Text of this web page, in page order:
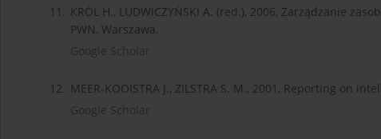
11. KRÓL H., LUDWICZYŃSKI A. (red.), 2006, Zarządzanie
PWN, Warszawa.
Google Scholar
12. MEER-KOOISTRA J., ZILSTRA S. M., 2001, Reporting on
Google Scholar